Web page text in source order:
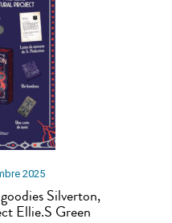
2025
Silverton,
Ellie.S Green